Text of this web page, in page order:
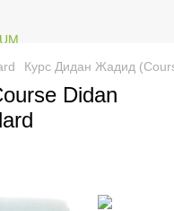
Курс Дидан Жадид
Didan